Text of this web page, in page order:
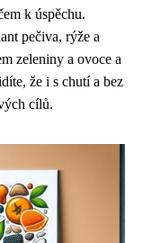
k úspěchu.
pečiva, rýže a
zeleniny a ovoce a
že i s chutí a bez
cílů.